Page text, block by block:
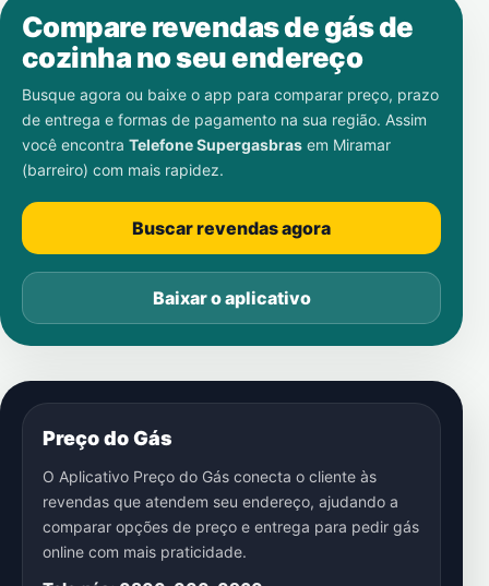
Compare revendas de gás de
cozinha no seu endereço
Busque agora ou baixe o app para comparar preço, prazo
de entrega e formas de pagamento na sua região. Assim
você encontra Telefone Supergasbras em Miramar
(barreiro) com mais rapidez.
Buscar revendas agora
Baixar o aplicativo
Preço do Gás
O Aplicativo Preço do Gás conecta o cliente às
revendas que atendem seu endereço, ajudando a
comparar opções de preço e entrega para pedir gás
online com mais praticidade.